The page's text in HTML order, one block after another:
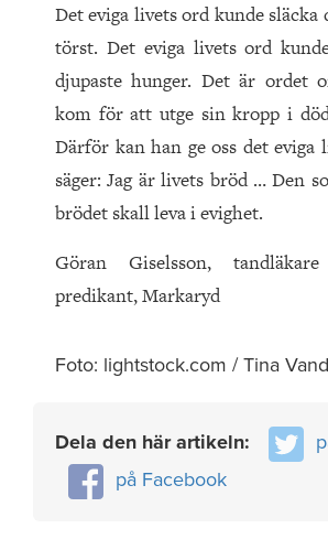
Det eviga livets ord kunde släcka
törst. Det eviga livets ord
djupaste hunger. Det är ordet
kom för att utge sin kropp i
Därför kan han ge oss det eviga
säger: Jag är livets bröd … Den
brödet skall leva i evighet.
Göran Giselsson,
predikant, Markaryd
Foto: lightstock.com / Tina
Dela den här artikeln:
på Facebook